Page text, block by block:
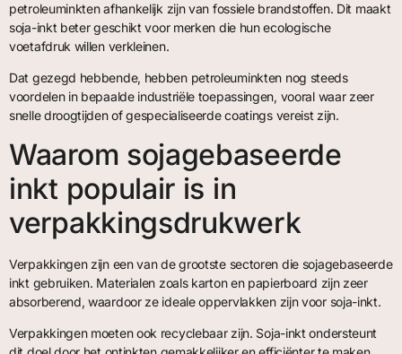
petroleuminkten afhankelijk zijn van fossiele brandstoffen. Dit maakt
soja-inkt beter geschikt voor merken die hun ecologische
voetafdruk willen verkleinen.
Dat gezegd hebbende, hebben petroleuminkten nog steeds
voordelen in bepaalde industriële toepassingen, vooral waar zeer
snelle droogtijden of gespecialiseerde coatings vereist zijn.
Waarom sojagebaseerde
inkt populair is in
verpakkingsdrukwerk
Verpakkingen zijn een van de grootste sectoren die sojagebaseerde
inkt gebruiken. Materialen zoals karton en papierboard zijn zeer
absorberend, waardoor ze ideale oppervlakken zijn voor soja-inkt.
Verpakkingen moeten ook recyclebaar zijn. Soja-inkt ondersteunt